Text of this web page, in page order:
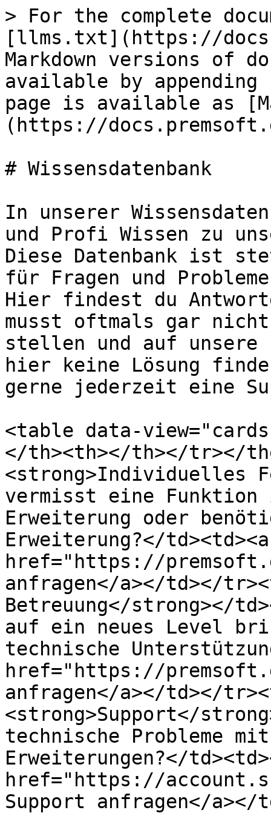
> For the complete
[llms.txt](https://
Markdown versions of
available by
page is available as
(https://
# Wissensdatenbank
In unserer
und Profi Wissen zu
Diese Datenbank ist
für Fragen und
Hier findest du
musst oftmals gar
stellen und auf
hier keine Lösung
gerne jederzeit eine
<table data-
</th><th></th></tr></
<strong>Individuelles
vermisst eine
Erweiterung oder
Erweiterung?</td><td><a
href="https://
anfragen</a></td></
Betreuung</strong></
auf ein neues Level
technische
href="https://
anfragen</a></td></
<strong>Support</
technische Probleme
Erweiterungen?</
href="https://
Support anfragen</